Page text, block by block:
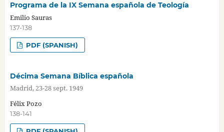
Programa de la IX Semana española de Teología
Emilio Sauras
137-138
PDF (SPANISH)
Décima Semana Bíblica española
Madrid, 23-28 sept. 1949
Félix Pozo
138-141